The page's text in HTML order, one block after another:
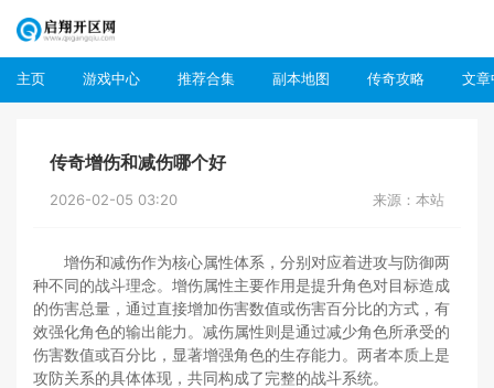
主页 游戏中心 推荐合集 副本地图 传奇攻略 文章
传奇增伤和减伤哪个好
2026-02-05 03:20 来源：本站
增伤和减伤作为核心属性体系，分别对应着进攻与防御两
种不同的战斗理念。增伤属性主要作用是提升角色对目标造成
的伤害总量，通过直接增加伤害数值或伤害百分比的方式，有
效强化角色的输出能力。减伤属性则是通过减少角色所承受的
伤害数值或百分比，显著增强角色的生存能力。两者本质上是
攻防关系的具体体现，共同构成了完整的战斗系统。